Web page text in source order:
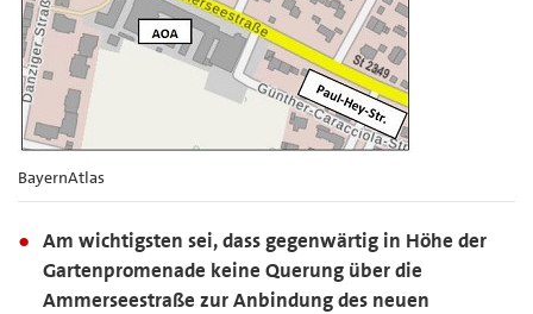
BayernAtlas
Am wichtigsten sei, dass gegenwärtig in Höhe der
Gartenpromenade keine Querung über die
Ammerseestraße zur Anbindung des neuen